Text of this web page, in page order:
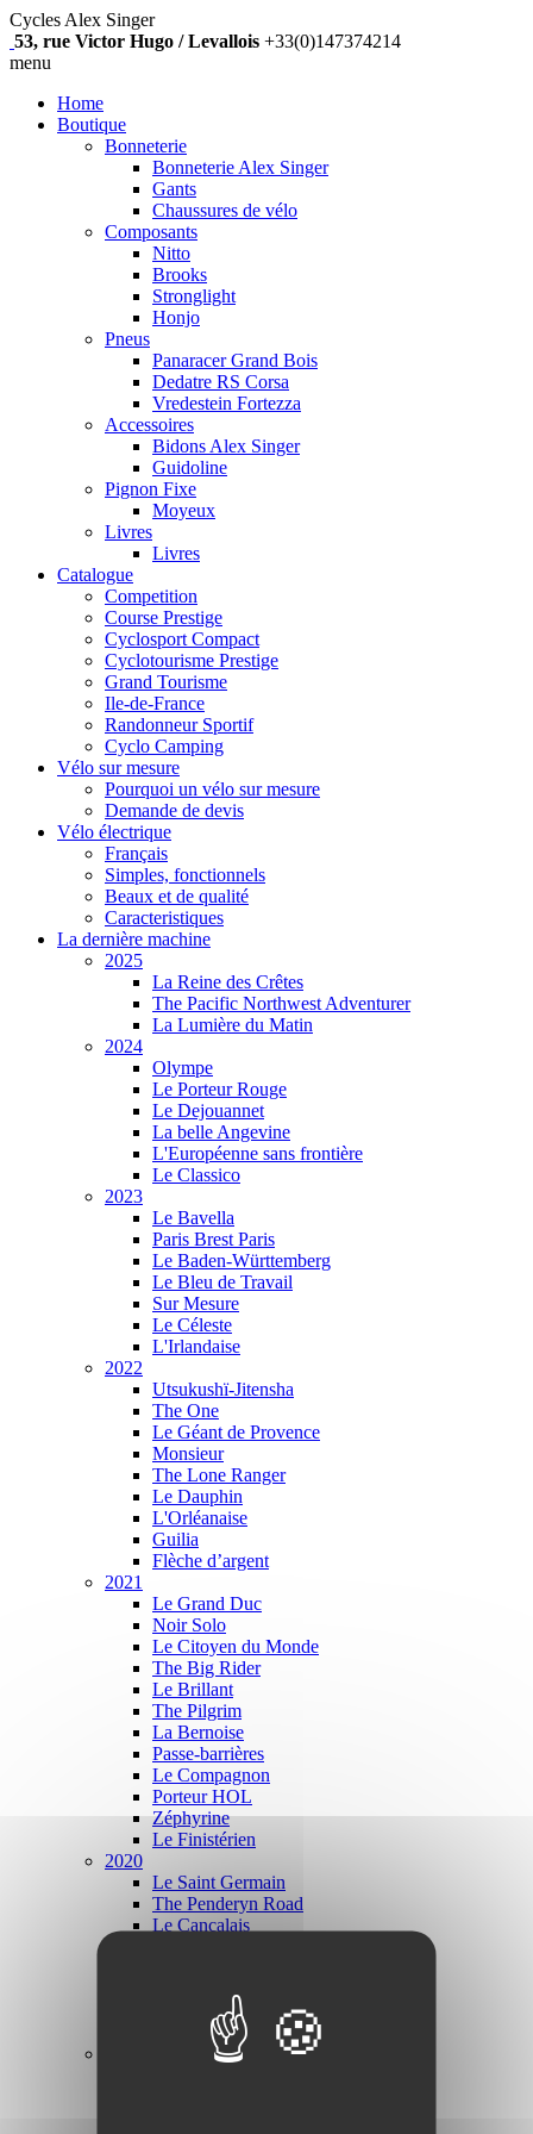
Cycles Alex Singer
53, rue Victor Hugo / Levallois +33(0)147374214
menu
Home
Boutique
Bonneterie
Bonneterie Alex Singer
Gants
Chaussures de vélo
Composants
Nitto
Brooks
Stronglight
Honjo
Pneus
Panaracer Grand Bois
Dedatre RS Corsa
Vredestein Fortezza
Accessoires
Bidons Alex Singer
Guidoline
Pignon Fixe
Moyeux
Livres
Livres
Catalogue
Competition
Course Prestige
Cyclosport Compact
Cyclotourisme Prestige
Grand Tourisme
Ile-de-France
Randonneur Sportif
Cyclo Camping
Vélo sur mesure
Pourquoi un vélo sur mesure
Demande de devis
Vélo électrique
Français
Simples, fonctionnels
Beaux et de qualité
Caracteristiques
La dernière machine
2025
La Reine des Crêtes
The Pacific Northwest Adventurer
La Lumière du Matin
2024
Olympe
Le Porteur Rouge
Le Dejouannet
La belle Angevine
L'Européenne sans frontière
Le Classico
2023
Le Bavella
Paris Brest Paris
Le Baden-Württemberg
Le Bleu de Travail
Sur Mesure
Le Céleste
L'Irlandaise
2022
Utsukushï-Jitensha
The One
Le Géant de Provence
Monsieur
The Lone Ranger
Le Dauphin
L'Orléanaise
Guilia
Flèche d’argent
2021
Le Grand Duc
Noir Solo
Le Citoyen du Monde
The Big Rider
Le Brillant
The Pilgrim
La Bernoise
Passe-barrières
Le Compagnon
Porteur HOL
Zéphyrine
Le Finistérien
2020
Le Saint Germain
The Penderyn Road
Le Cancalais
Le Valençay